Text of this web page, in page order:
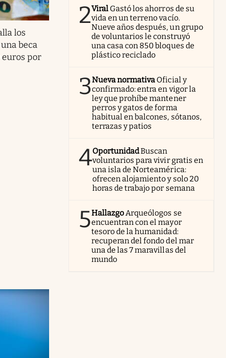
los
beca
por
2Viral Gastó los ahorros de su
vida en un terreno vacío.
Nueve años después, un grupo
de voluntarios le construyó
una casa con 850 bloques de
plástico reciclado
3Nueva normativa Oficial y
confirmado: entra en vigor la
ley que prohíbe mantener
perros y gatos de forma
habitual en balcones, sótanos,
terrazas y patios
4OportunidadBuscan
voluntarios para vivir gratis en
una isla de Norteamérica:
ofrecen alojamiento y solo 20
horas de trabajo por semana
5Hallazgo Arqueólogos se
encuentran con el mayor
tesoro de la humanidad:
recuperan del fondo del mar
una de las 7 maravillas del
mundo